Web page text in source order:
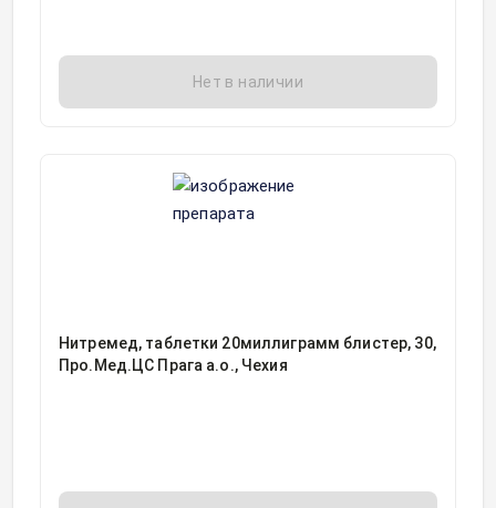
Нет в наличии
Нитремед, таблетки 20миллиграмм блистер, 30,
Про.Мед.ЦС Прага а.о., Чехия